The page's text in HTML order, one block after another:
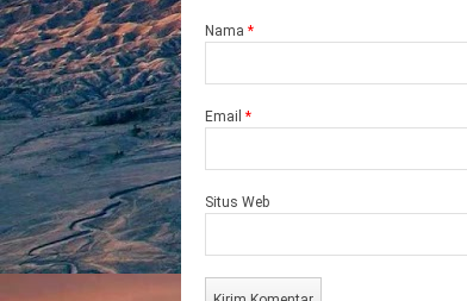
Nama *
Email *
Situs Web